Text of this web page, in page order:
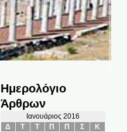
Ημερολόγιο
Άρθρων
Ιανουάριος 2016
Δ
Τ Τ Π Π Σ
Κ